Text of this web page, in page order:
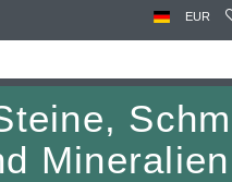
EUR
Mineralien